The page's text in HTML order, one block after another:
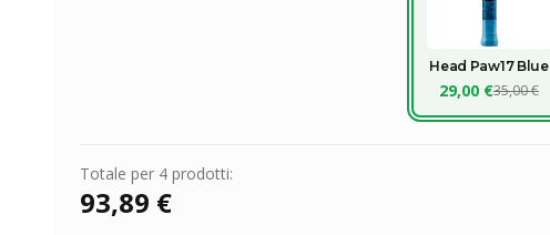
Head Paw17 Blue
29,00 €35,00 €
Totale per 4 prodotti:
93,89 €